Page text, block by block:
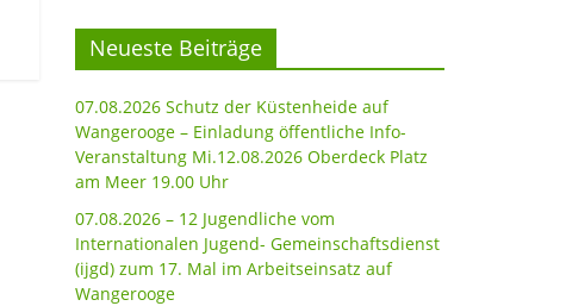
Neueste Beiträge
07.08.2026 Schutz der Küstenheide auf
Wangerooge – Einladung öffentliche Info-
Veranstaltung Mi.12.08.2026 Oberdeck Platz
am Meer 19.00 Uhr
07.08.2026 – 12 Jugendliche vom
Internationalen Jugend- Gemeinschaftsdienst
(ijgd) zum 17. Mal im Arbeitseinsatz auf
Wangerooge